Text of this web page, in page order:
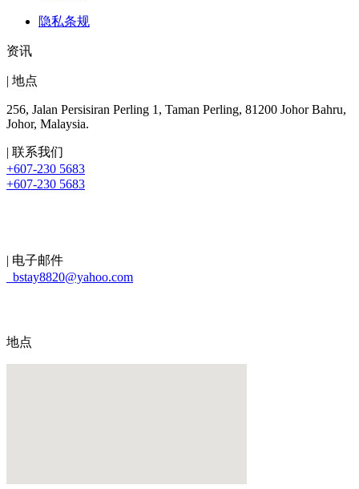
隐私条规
资讯
| 地点
256, Jalan Persisiran Perling 1, Taman Perling, 81200 Johor Bahru,
Johor, Malaysia.
| 联系我们
+607-230 5683
+607-230 5683
| 电子邮件
bstay8820@yahoo.com
地点